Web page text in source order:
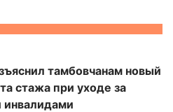
тамбовчанам новый
стажа при уходе за